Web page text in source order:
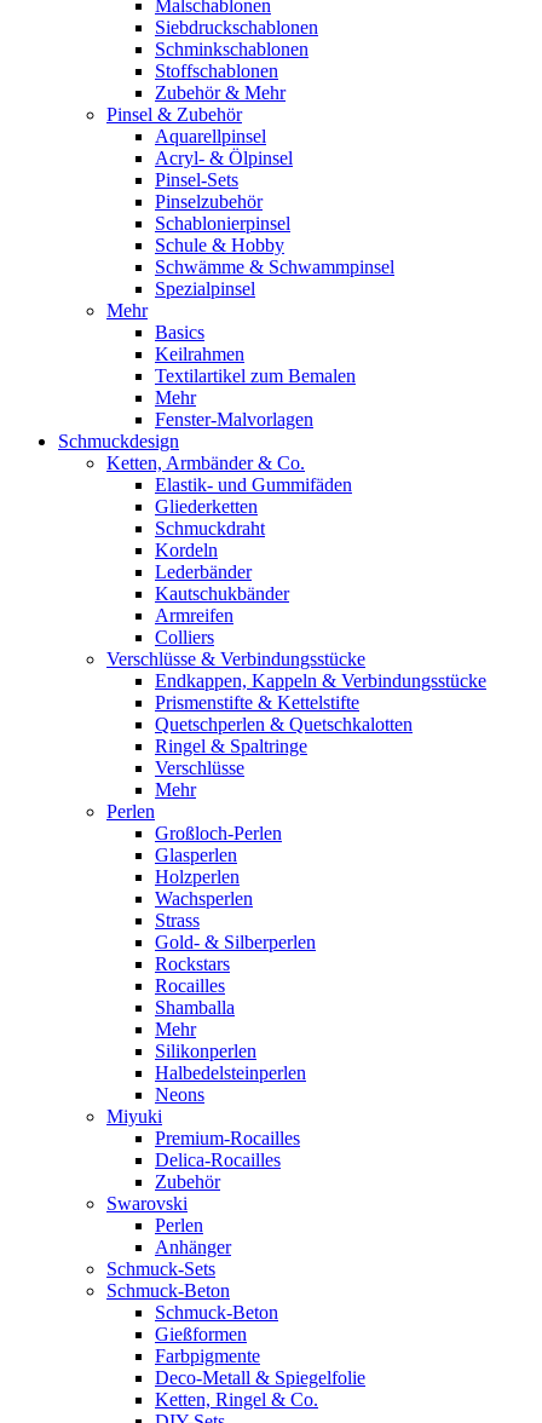
Malschablonen
Siebdruckschablonen
Schminkschablonen
Stoffschablonen
Zubehör & Mehr
Pinsel & Zubehör
Aquarellpinsel
Acryl- & Ölpinsel
Pinsel-Sets
Pinselzubehör
Schablonierpinsel
Schule & Hobby
Schwämme & Schwammpinsel
Spezialpinsel
Mehr
Basics
Keilrahmen
Textilartikel zum Bemalen
Mehr
Fenster-Malvorlagen
Schmuckdesign
Ketten, Armbänder & Co.
Elastik- und Gummifäden
Gliederketten
Schmuckdraht
Kordeln
Lederbänder
Kautschukbänder
Armreifen
Colliers
Verschlüsse & Verbindungsstücke
Endkappen, Kappeln & Verbindungsstücke
Prismenstifte & Kettelstifte
Quetschperlen & Quetschkalotten
Ringel & Spaltringe
Verschlüsse
Mehr
Perlen
Großloch-Perlen
Glasperlen
Holzperlen
Wachsperlen
Strass
Gold- & Silberperlen
Rockstars
Rocailles
Shamballa
Mehr
Silikonperlen
Halbedelsteinperlen
Neons
Miyuki
Premium-Rocailles
Delica-Rocailles
Zubehör
Swarovski
Perlen
Anhänger
Schmuck-Sets
Schmuck-Beton
Schmuck-Beton
Gießformen
Farbpigmente
Deco-Metall & Spiegelfolie
Ketten, Ringel & Co.